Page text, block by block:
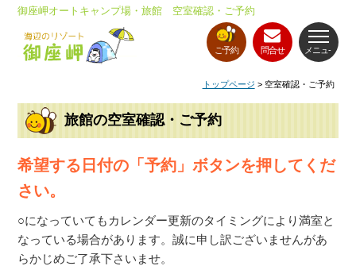
御座岬オートキャンプ場・旅館 空室確認・ご予約
問合せ
ご予約 メニュ-
トップページ > 空室確認・ご予約
旅館の空室確認・ご予約
希望する日付の「予約」ボタンを押してくだ
さい。
○になっていてもカレンダー更新のタイミングにより満室と
なっている場合があります。誠に申し訳ございませんがあ
らかじめご了承下さいませ。